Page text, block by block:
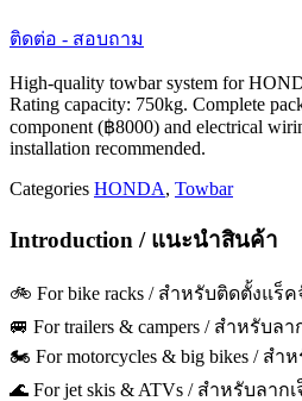
ติดต่อ - สอบถาม
High-quality towbar system for
Rating capacity: 750kg. Complete
component (฿8000) and electrical
installation recommended.
Categories HONDA, Towbar
Introduction / แนะนำสินค้า
🚲 For bike racks / สำหรับติดตั้งแร็
🚐 For trailers & campers / สำหรับล
🏍️ For motorcycles & big bikes / ส
🌊 For jet skis & ATVs / สำหรับลาก